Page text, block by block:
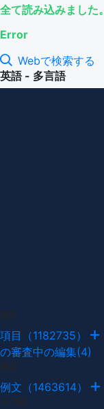
全て読み込みました。
Error
Webで検索する
英語 - 多言語
項目（1182735）
の審査中の編集(4)
例文（1463614）